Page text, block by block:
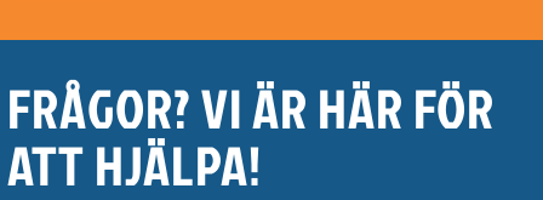
FRÅGOR? VI ÄR HÄR FÖR
ATT HJÄLPA!